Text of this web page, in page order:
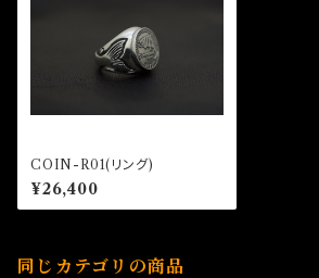
COIN-R01(リング)
¥26,400
同じカテゴリの商品